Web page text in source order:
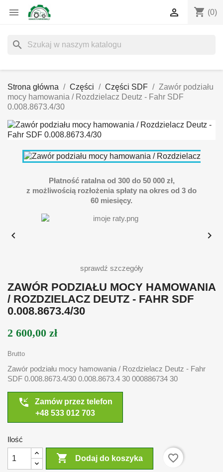
 shopping_cart (0)

search
Strona główna Części Części SDF
Zawór podziału
mocy hamowania / Rozdzielacz Deutz - Fahr SDF
0.008.8673.4/30
Płatność ratalna od 300 do 50 000 zł,
z możliwością rozłożenia spłaty na okres od 3 do
60 miesięcy.
sprawdź szczegóły
 
ZAWÓR PODZIAŁU MOCY HAMOWANIA
/ ROZDZIELACZ DEUTZ - FAHR SDF
0.008.8673.4/30
2 600,00 zł
Brutto
Zawór podziału mocy hamowania / Rozdzielacz Deutz - Fahr
SDF 0.008.8673.4/30 0.008.8673.4 30 000886734 30
phone_callback
Zamów przez telefon
+48 533 012 703
Ilość
 Dodaj do koszyka
favorite_border